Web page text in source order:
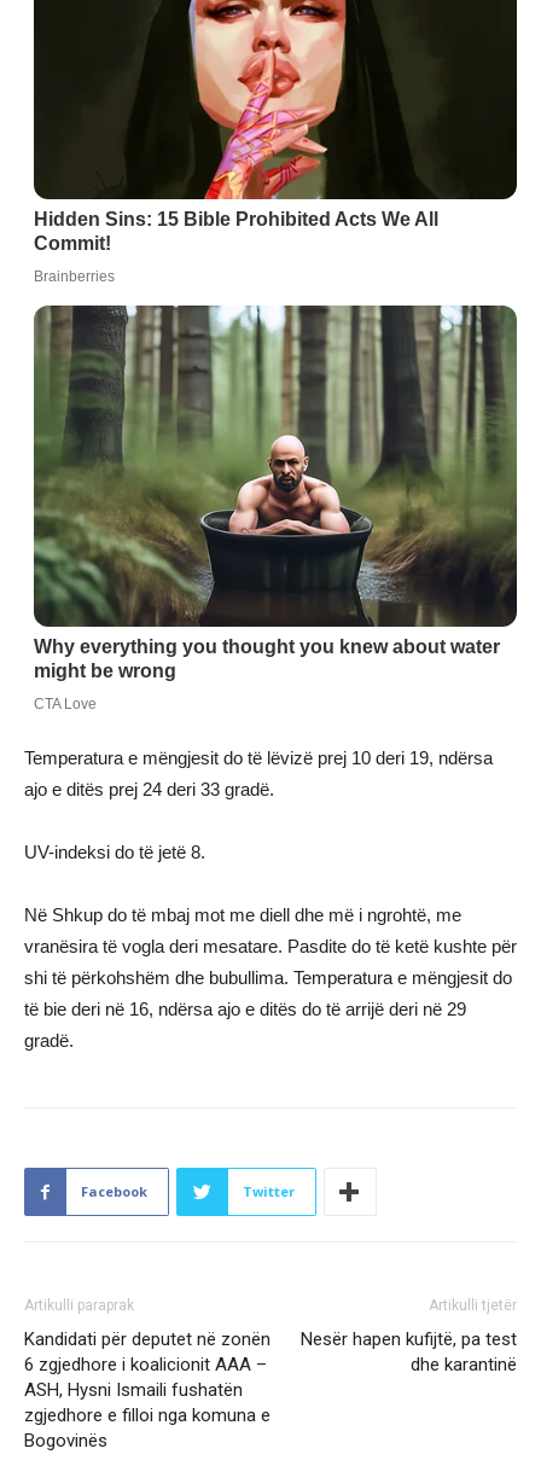
Temperatura e mëngjesit do të lëvizë prej 10 deri 19, ndërsa
ajo e ditës prej 24 deri 33 gradë.
UV-indeksi do të jetë 8.
Në Shkup do të mbaj mot me diell dhe më i ngrohtë, me
vranësira të vogla deri mesatare. Pasdite do të ketë kushte për
shi të përkohshëm dhe bubullima. Temperatura e mëngjesit do
të bie deri në 16, ndërsa ajo e ditës do të arrijë deri në 29
gradë.
Facebook Twitter
Artikulli paraprak
Kandidati për deputet në zonën
6 zgjedhore i koalicionit AAA –
ASH, Hysni Ismaili fushatën
zgjedhore e filloi nga komuna e
Bogovinës
Artikulli tjetër
Nesër hapen kufijtë, pa test
dhe karantinë